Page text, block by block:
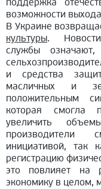
возможности
В Украине
культуры.
службы
и средства
масличных и
положительным
которая смогла
увеличить
производители
инициативой, так
регистрацию
это повлияет на
экономику в целом,